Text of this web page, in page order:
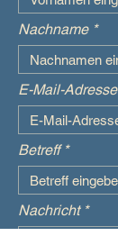
Nachname
E-Mail-Adresse
Betreff
Nachricht